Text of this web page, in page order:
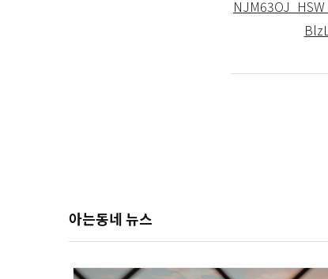
아는동네 뉴스